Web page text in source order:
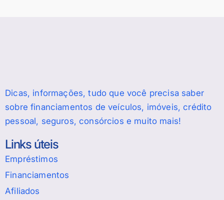
Dicas, informações, tudo que você precisa saber
sobre financiamentos de veículos, imóveis, crédito
pessoal, seguros, consórcios e muito mais!
Links úteis
Empréstimos
Financiamentos
Afiliados